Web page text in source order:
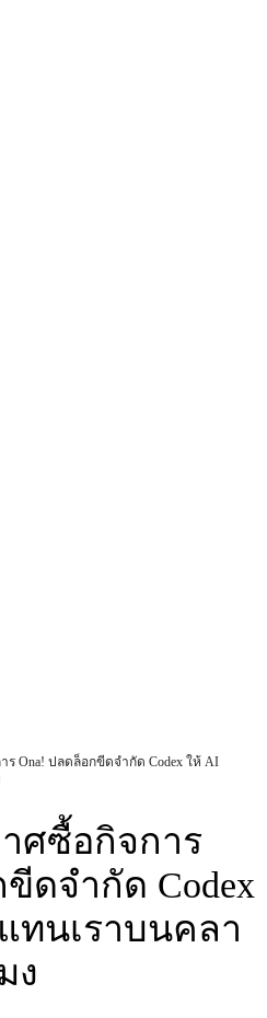
ร Ona! ปลดล็อกขีดจำกัด Codex ให้ AI
ศซื้อกิจการ
ดจำกัด Codex
ทนเราบนคลา
ง